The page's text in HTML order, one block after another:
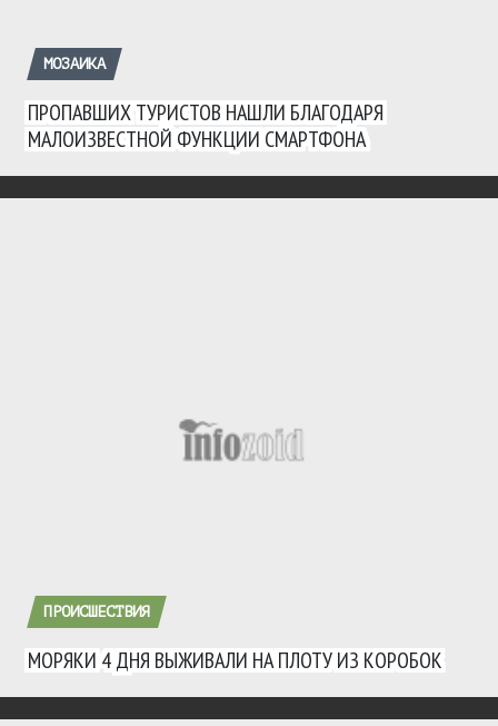
МОЗАИКА
ПРОПАВШИХ ТУРИСТОВ НАШЛИ БЛАГОДАРЯ
МАЛОИЗВЕСТНОЙ ФУНКЦИИ СМАРТФОНА
ПРОИСШЕСТВИЯ
МОРЯКИ 4 ДНЯ ВЫЖИВАЛИ НА ПЛОТУ ИЗ КОРОБОК